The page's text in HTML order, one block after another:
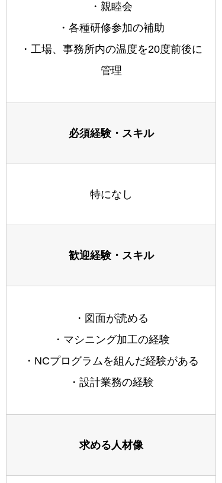
・親睦会
・各種研修参加の補助
・工場、事務所内の温度を20度前後に
管理
必須経験・スキル
特になし
歓迎経験・スキル
・図面が読める
・マシニング加工の経験
・NCプログラムを組んだ経験がある
・設計業務の経験
求める人材像